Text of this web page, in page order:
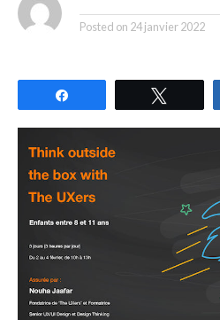
Posted on 24 janvier 2022